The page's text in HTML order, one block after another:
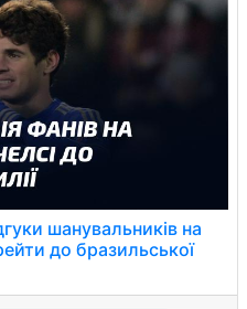
шанувальників на
до бразильської